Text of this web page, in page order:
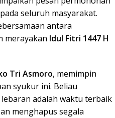
seluruh masyarakat.
antara
merayakan Idul Fitri 1447 H
Tri Asmoro, memimpin
syukur ini. Beliau
adalah waktu terbaik
menghapus segala